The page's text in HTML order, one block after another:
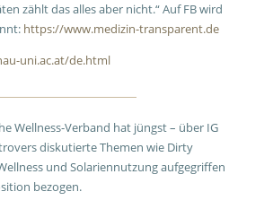
zählt das alles aber nicht.“ Auf FB wird
https://www.medizin-transparent.de
uni.ac.at/de.html
Wellness-Verband hat jüngst – über IG
diskutierte Themen wie Dirty
und Solariennutzung aufgegriffen
bezogen.